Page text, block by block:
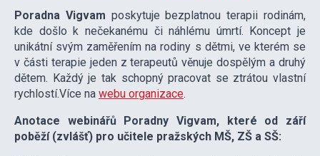
Poradna Vigvam poskytuje bezplatnou terapii rodinám,
kde došlo k nečekanému či náhlému úmrtí. Koncept je
unikátní svým zaměřením na rodiny s dětmi, ve kterém se
v části terapie jeden z terapeutů věnuje dospělým a druhý
dětem. Každý je tak schopný pracovat se ztrátou vlastní
rychlostí.Více na webu organizace.
Anotace webinářů Poradny Vigvam, které od září
poběží (zvlášť) pro učitele pražských MŠ, ZŠ a SŠ: